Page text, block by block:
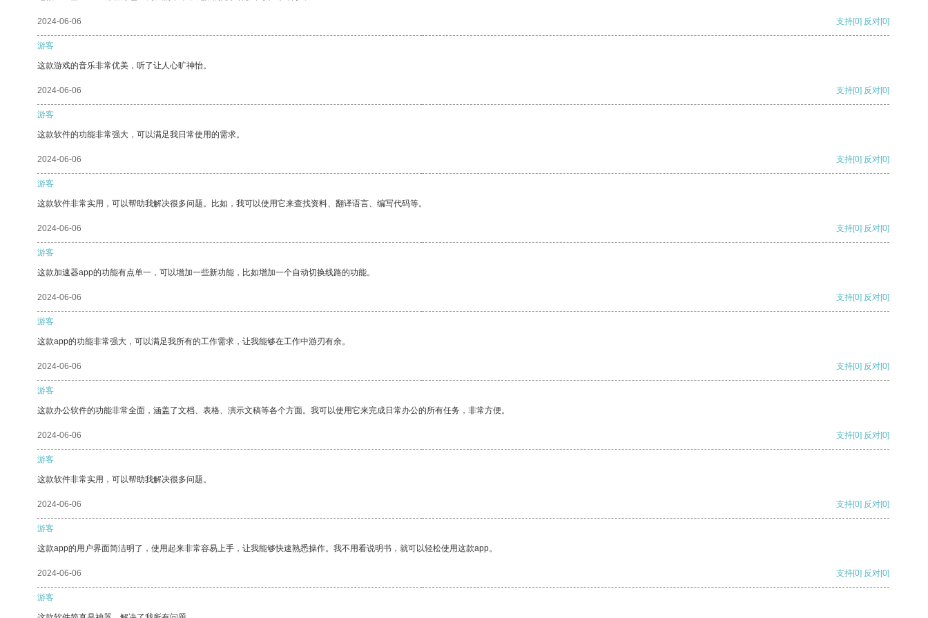
2024-06-06 支持[0] 反对[0]
游客
这款游戏的音乐非常优美，听了让人心旷神怡。
2024-06-06 支持[0] 反对[0]
游客
这款软件的功能非常强大，可以满足我日常使用的需求。
2024-06-06 支持[0] 反对[0]
游客
这款软件非常实用，可以帮助我解决很多问题。比如，我可以使用它来查找资料、翻译语言、编写代码等。
2024-06-06 支持[0] 反对[0]
游客
这款加速器app的功能有点单一，可以增加一些新功能，比如增加一个自动切换线路的功能。
2024-06-06 支持[0] 反对[0]
游客
这款app的功能非常强大，可以满足我所有的工作需求，让我能够在工作中游刃有余。
2024-06-06 支持[0] 反对[0]
游客
这款办公软件的功能非常全面，涵盖了文档、表格、演示文稿等各个方面。我可以使用它来完成日常办公的所有任务，非常方便。
2024-06-06 支持[0] 反对[0]
游客
这款软件非常实用，可以帮助我解决很多问题。
2024-06-06 支持[0] 反对[0]
游客
这款app的用户界面简洁明了，使用起来非常容易上手，让我能够快速熟悉操作。我不用看说明书，就可以轻松使用这款app。
2024-06-06 支持[0] 反对[0]
游客